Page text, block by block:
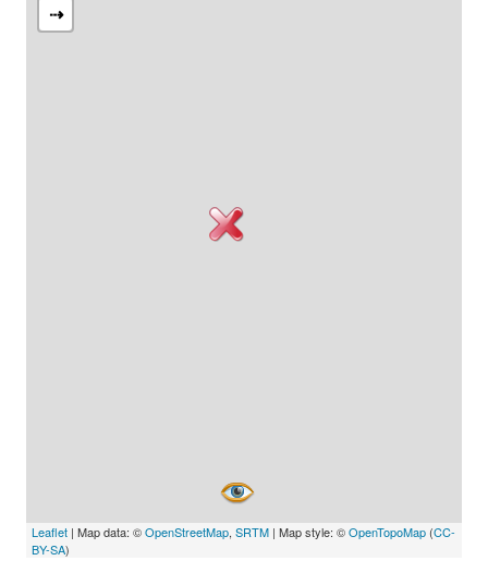
⇢
Leaflet | Map data: ©OpenStreetMap, SRTM | Map style: ©OpenTopoMap (CC-
BY-SA)